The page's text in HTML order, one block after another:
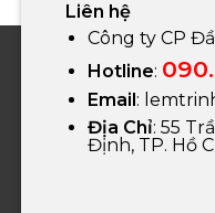
Liên hệ
Công ty CP
Hotline:
Email:
Địa Chỉ: 55
Định, TP. Hồ